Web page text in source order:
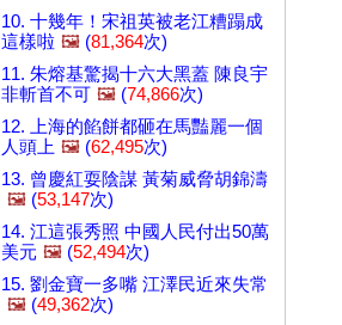
10. 十幾年！宋祖英被老江糟蹋成
這樣啦 🖼️ (81,364次)
11. 朱熔基驚揭十六大黑蓋 陳良宇
非斬首不可 🖼️ (74,866次)
12. 上海的餡餅都砸在馬豔麗一個
人頭上 🖼️ (62,495次)
13. 曾慶紅耍陰謀 黃菊威脅胡錦濤
🖼️ (53,147次)
14. 江這張秀照 中國人民付出50萬
美元 🖼️ (52,494次)
15. 劉金寶一多嘴 江澤民近來失常
🖼️ (49,362次)